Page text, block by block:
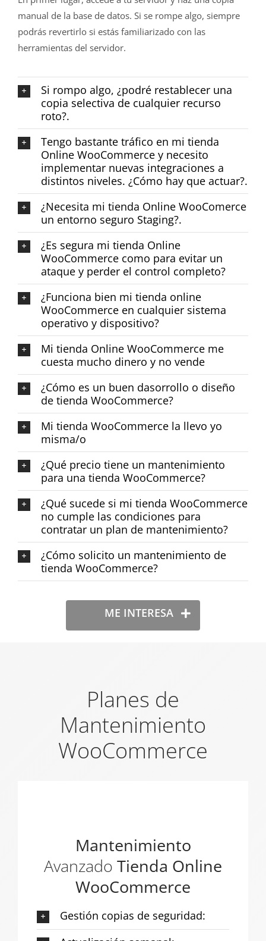
manual de la base de datos. Si se rompe algo, siempre
podrás revertirlo si estás familiarizado con las
herramientas del servidor.
Si rompo algo, ¿podré restablecer una
copia selectiva de cualquier recurso
roto?.
Tengo bastante tráfico en mi tienda
Online WooCommerce y necesito
implementar nuevas integraciones a
distintos niveles. ¿Cómo hay que actuar?.
¿Necesita mi tienda Online WooComerce
un entorno seguro Staging?.
¿Es segura mi tienda Online
WooCommerce como para evitar un
ataque y perder el control completo?
¿Funciona bien mi tienda online
WooCommerce en cualquier sistema
operativo y dispositivo?
Mi tienda Online WooCommerce me
cuesta mucho dinero y no vende
¿Cómo es un buen dasorrollo o diseño
de tienda WooCommerce?
Mi tienda WooCommerce la llevo yo
misma/o
¿Qué precio tiene un mantenimiento
para una tienda WooCommerce?
¿Qué sucede si mi tienda WooCommerce
no cumple las condiciones para
contratar un plan de mantenimiento?
¿Cómo solicito un mantenimiento de
tienda WooCommerce?
ME INTERESA
Planes de
Mantenimiento
WooCommerce
Mantenimiento
Avanzado Tienda Online
WooCommerce
Gestión copias de seguridad: